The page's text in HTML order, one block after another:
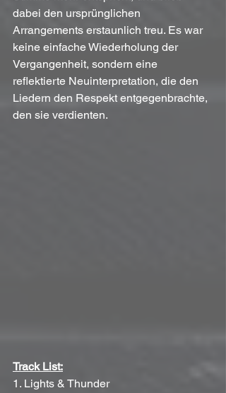
dabei den ursprünglichen
Arrangements erstaunlich treu. Es war
keine einfache Wiederholung der
Vergangenheit, sondern eine
reflektierte Neuinterpretation, die den
Liedern den Respekt entgegenbrachte,
den sie verdienten.
Track List:
1. Lights & Thunder